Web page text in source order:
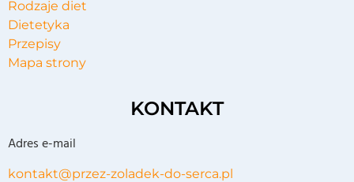
Rodzaje diet
Dietetyka
Przepisy
Mapa strony
KONTAKT
Adres e-mail
kontakt@przez-zoladek-do-serca.pl